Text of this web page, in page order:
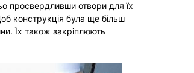
просвердливши отвори для їх
конструкція була ще більш
Їх також закріплюють